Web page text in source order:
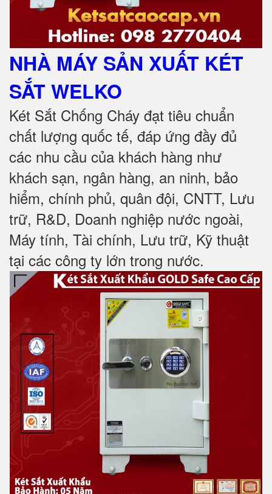
NHÀ MÁY SẢN XUẤT KÉT
SẮTWELKO
Két Sắt Chống Cháy đạt tiêu chuẩn
chất lượng quốc tế, đáp ứng đầy đủ
các nhu cầu của khách hàng như
khách sạn, ngân hàng, an ninh, bảo
hiểm, chính phủ, quân đội, CNTT, Lưu
trữ, R&D, Doanh nghiệp nước ngoài,
Máy tính, Tài chính, Lưu trữ, Kỹ thuật
tại các công ty lớn trong nước.